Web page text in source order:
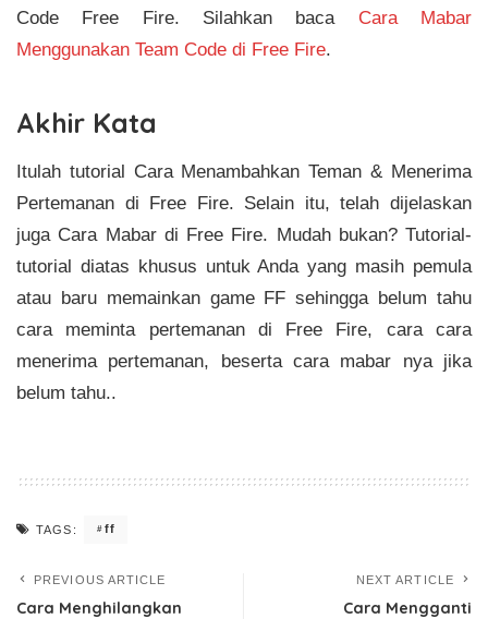
Code Free Fire. Silahkan baca Cara Mabar
Menggunakan Team Code di Free Fire.
Akhir Kata
Itulah tutorial Cara Menambahkan Teman & Menerima
Pertemanan di Free Fire. Selain itu, telah dijelaskan
juga Cara Mabar di Free Fire. Mudah bukan? Tutorial-
tutorial diatas khusus untuk Anda yang masih pemula
atau baru memainkan game FF sehingga belum tahu
cara meminta pertemanan di Free Fire, cara cara
menerima pertemanan, beserta cara mabar nya jika
belum tahu..
TAGS: ff
PREVIOUS ARTICLE
Cara Menghilangkan
NEXT ARTICLE
Cara Mengganti